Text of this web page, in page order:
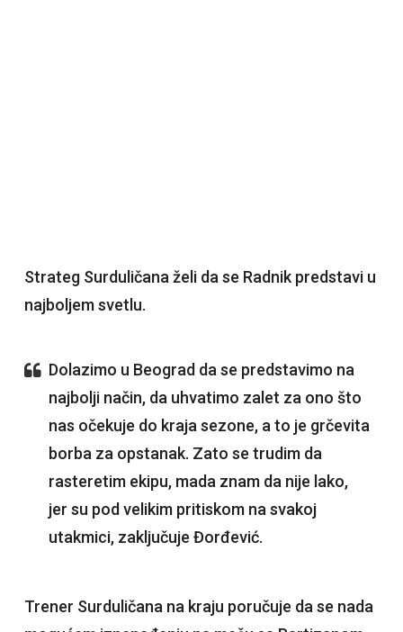
Strateg Surduličana želi da se Radnik predstavi u
najboljem svetlu.
Dolazimo u Beograd da se predstavimo na
najbolji način, da uhvatimo zalet za ono što
nas očekuje do kraja sezone, a to je grčevita
borba za opstanak. Zato se trudim da
rasteretim ekipu, mada znam da nije lako,
jer su pod velikim pritiskom na svakoj
utakmici, zaključuje Đorđević.
Trener Surduličana na kraju poručuje da se nada